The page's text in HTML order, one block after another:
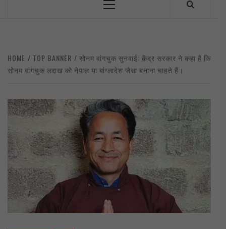
Primary
HOME TOP BANNER
सोनम वांगचुक सुनवाई: केंद्र सरकार ने कहा है कि
सोनम वांगचुक लद्दाख को नेपाल या बांग्लादेश जैसा बनाना चाहते हैं।